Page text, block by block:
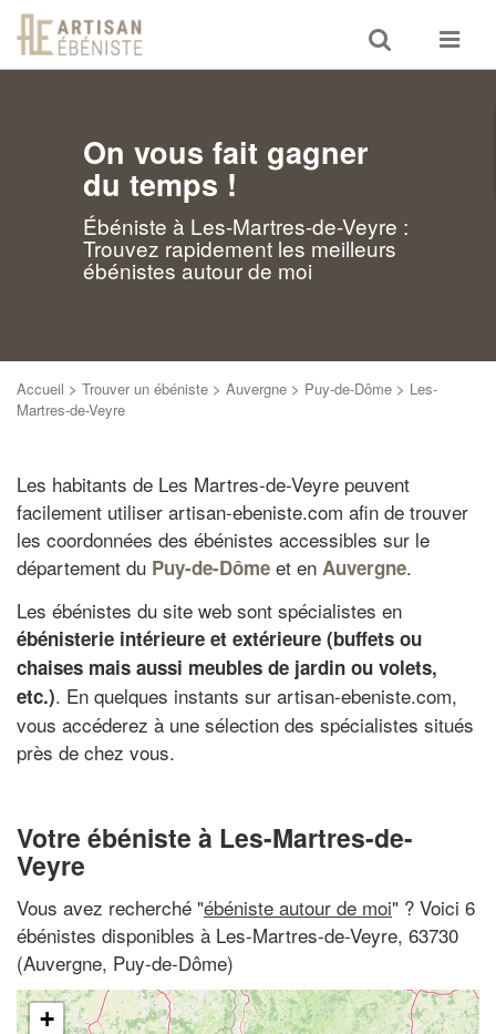
Toggle
search
Toggle
On vous fait gagner
du temps !
Ébéniste à Les-Martres-de-Veyre :
Trouvez rapidement les meilleurs
ébénistes autour de moi
Accueil > Trouver un ébéniste > Auvergne > Puy-de-Dôme > Les-
Martres-de-Veyre
Les habitants de Les Martres-de-Veyre peuvent
facilement utiliser artisan-ebeniste.com afin de trouver
les coordonnées des ébénistes accessibles sur le
département du Puy-de-Dôme et en Auvergne.
Les ébénistes du site web sont spécialistes en
ébénisterie intérieure et extérieure (buffets ou
chaises mais aussi meubles de jardin ou volets,
etc.). En quelques instants sur artisan-ebeniste.com,
vous accéderez à une sélection des spécialistes situés
près de chez vous.
Votre ébéniste à Les-Martres-de-
Veyre
Vous avez recherché "ébéniste autour de moi" ? Voici 6
ébénistes disponibles à Les-Martres-de-Veyre, 63730
(Auvergne, Puy-de-Dôme)
+